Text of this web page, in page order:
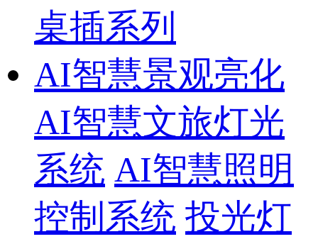
桌插系列
AI智慧景观亮化
AI智慧文旅灯光
系统 AI智慧照明
控制系统 投光灯